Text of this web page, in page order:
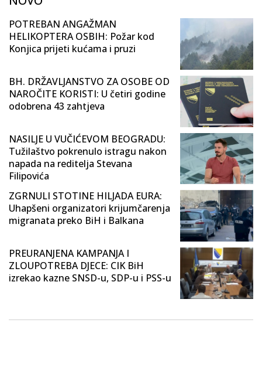
POTREBAN ANGAŽMAN
HELIKOPTERA OSBIH: Požar kod
Konjica prijeti kućama i pruzi
BH. DRŽAVLJANSTVO ZA OSOBE OD
NAROČITE KORISTI: U četiri godine
odobrena 43 zahtjeva
NASILJE U VUČIĆEVOM BEOGRADU:
Tužilaštvo pokrenulo istragu nakon
napada na reditelja Stevana
Filipovića
ZGRNULI STOTINE HILJADA EURA:
Uhapšeni organizatori krijumčarenja
migranata preko BiH i Balkana
PREURANJENA KAMPANJA I
ZLOUPOTREBA DJECE: CIK BiH
izrekao kazne SNSD-u, SDP-u i PSS-u